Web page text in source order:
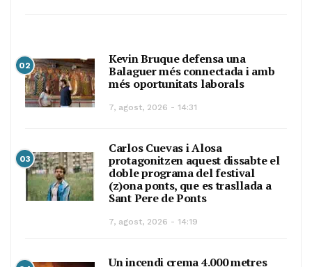
02
Kevin Bruque defensa una
Balaguer més connectada i amb
més oportunitats laborals
7, agost, 2026 - 14:31
03
Carlos Cuevas i Alosa
protagonitzen aquest dissabte el
doble programa del festival
(z)ona ponts, que es trasllada a
Sant Pere de Ponts
7, agost, 2026 - 14:19
Un incendi crema 4.000 metres